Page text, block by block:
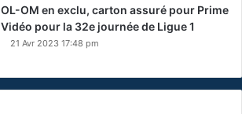
OL-OM en exclu, carton assuré pour Prime
Vidéo pour la 32e journée de Ligue 1
21 Avr 2023 17:48 pm